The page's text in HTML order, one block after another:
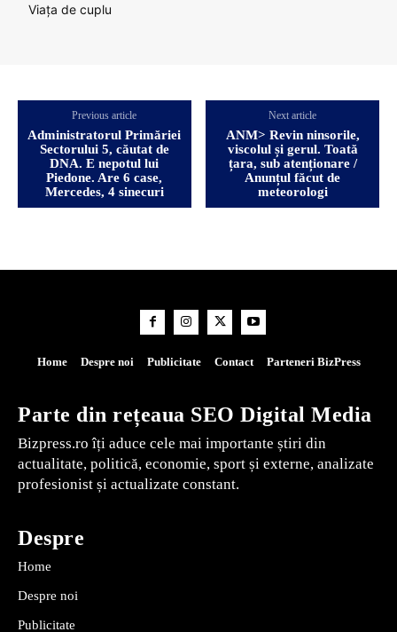
Viața de cuplu
Previous article
Administratorul Primăriei
Sectorului 5, căutat de
DNA. E nepotul lui
Piedone. Are 6 case,
Mercedes, 4 sinecuri
Next article
ANM> Revin ninsorile,
viscolul și gerul. Toată
țara, sub atenționare /
Anunțul făcut de
meteorologi
Home Despre noi Publicitate Contact Parteneri BizPress
Parte din rețeaua SEO Digital Media
Bizpress.ro îți aduce cele mai importante știri din
actualitate, politică, economie, sport și externe, analizate
profesionist și actualizate constant.
Despre
Home
Despre noi
Publicitate